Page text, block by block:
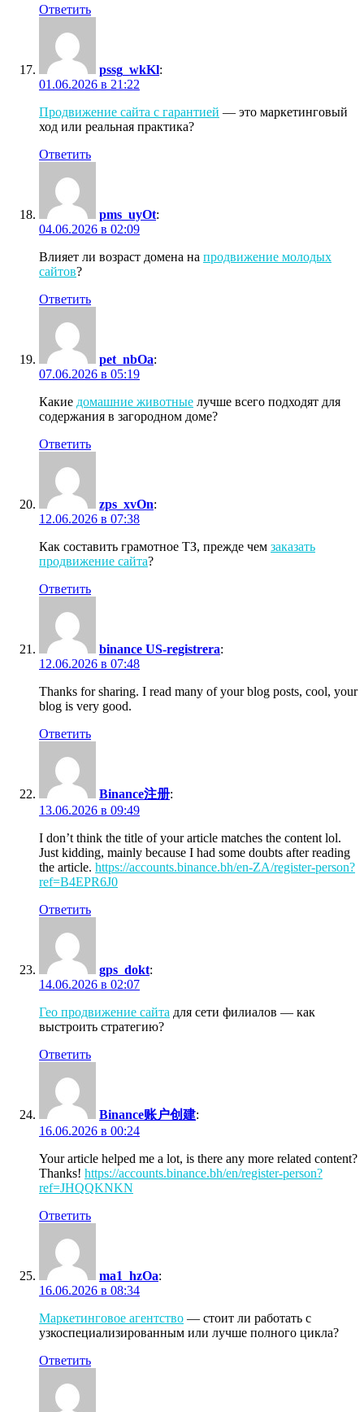
Ответить
pssg_wkKl:
01.06.2026 в 21:22
Продвижение сайта с гарантией — это маркетинговый
ход или реальная практика?
Ответить
pms_uyOt:
04.06.2026 в 02:09
Влияет ли возраст домена на продвижение молодых
сайтов?
Ответить
pet_nbOa:
07.06.2026 в 05:19
Какие домашние животные лучше всего подходят для
содержания в загородном доме?
Ответить
zps_xvOn:
12.06.2026 в 07:38
Как составить грамотное ТЗ, прежде чем заказать
продвижение сайта?
Ответить
binance US-registrera:
12.06.2026 в 07:48
Thanks for sharing. I read many of your blog posts, cool, your
blog is very good.
Ответить
Binance注册:
13.06.2026 в 09:49
I don’t think the title of your article matches the content lol.
Just kidding, mainly because I had some doubts after reading
the article. https://accounts.binance.bh/en-ZA/register-person?
ref=B4EPR6J0
Ответить
gps_dokt:
14.06.2026 в 02:07
Гео продвижение сайта для сети филиалов — как
выстроить стратегию?
Ответить
Binance账户创建:
16.06.2026 в 00:24
Your article helped me a lot, is there any more related content?
Thanks! https://accounts.binance.bh/en/register-person?
ref=JHQQKNKN
Ответить
ma1_hzOa:
16.06.2026 в 08:34
Маркетинговое агентство — стоит ли работать с
узкоспециализированным или лучше полного цикла?
Ответить